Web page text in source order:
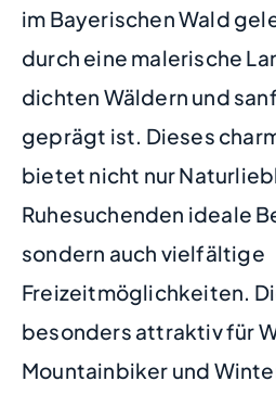
im Bayerischen Wald
durch eine malerische
dichten Wäldern und
geprägt ist. Dieses
bietet nicht nur
Ruhesuchenden ideale
sondern auch vielfältige
Freizeitmöglichkeiten.
besonders attraktiv für
Mountainbiker und